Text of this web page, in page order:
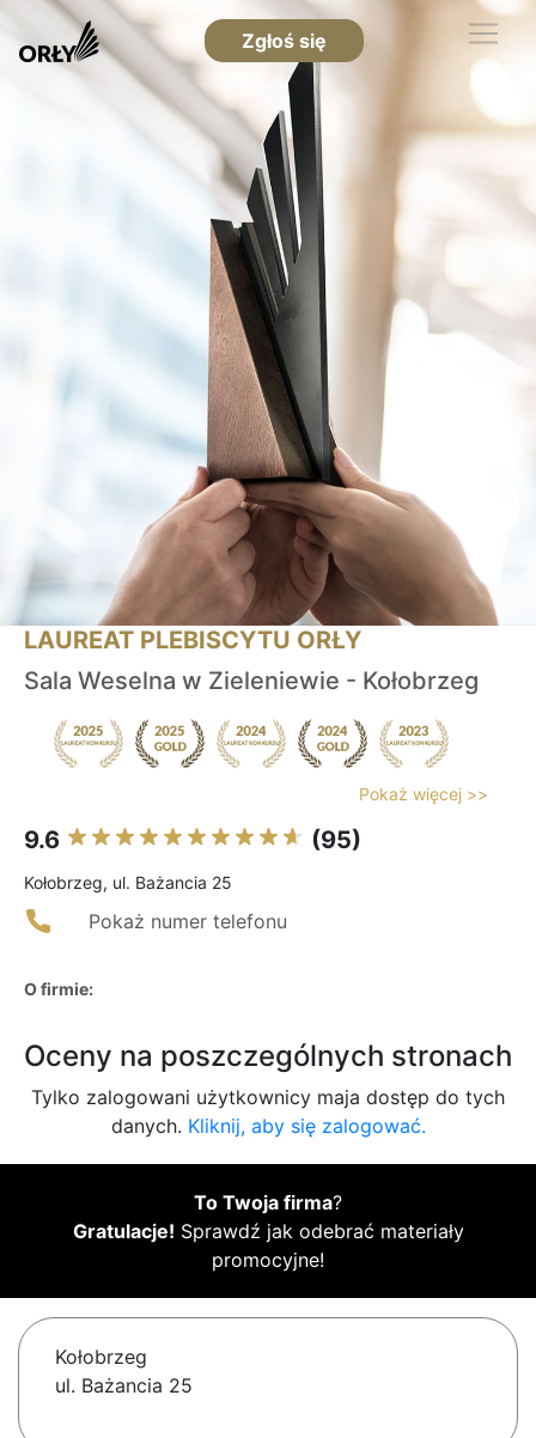
Zgłoś się
LAUREAT PLEBISCYTU ORŁY
Sala Weselna w Zieleniewie - Kołobrzeg
Pokaż więcej >>
9.6 (95)
Kołobrzeg, ul. Bażancia 25
Pokaż numer telefonu
O firmie:
Oceny na poszczególnych stronach
Tylko zalogowani użytkownicy maja dostęp do tych
danych. Kliknij, aby się zalogować.
To Twoja firma?
Gratulacje! Sprawdź jak odebrać materiały
promocyjne!
Kołobrzeg
ul. Bażancia 25